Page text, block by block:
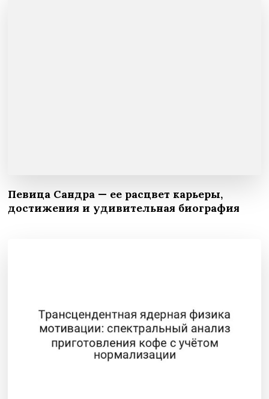
Певица Сандра — ее расцвет карьеры,
достижения и удивительная биография